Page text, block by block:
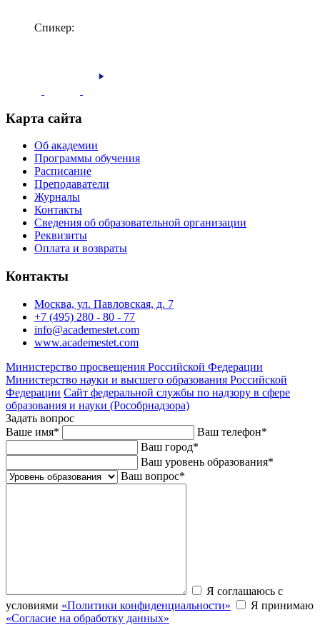
Спикер:
Карта сайта
Об академии
Программы обучения
Расписание
Преподаватели
Журналы
Контакты
Сведения об образовательной организации
Реквизиты
Оплата и возвраты
Контакты
Москва, ул. Павловская, д. 7
+7 (495) 280 - 80 - 77
info@academestet.com
www.academestet.com
Министерство просвещения Российской Федерации
Министерство науки и высшего образования Российской
Федерации Сайт федеральной службы по надзору в сфере
образования и науки (Рособрнадзора)
Задать вопрос
Ваше имя* Ваш телефон*
Ваш город*
Ваш уровень образования*
Ваш вопрос*
Я соглашаюсь с
условиями «Политики конфиденциальности»
Я принимаю
«Согласие на обработку данных»